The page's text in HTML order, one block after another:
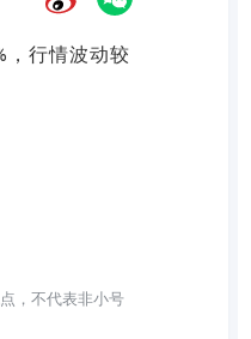
行情波动较
，不代表非小号